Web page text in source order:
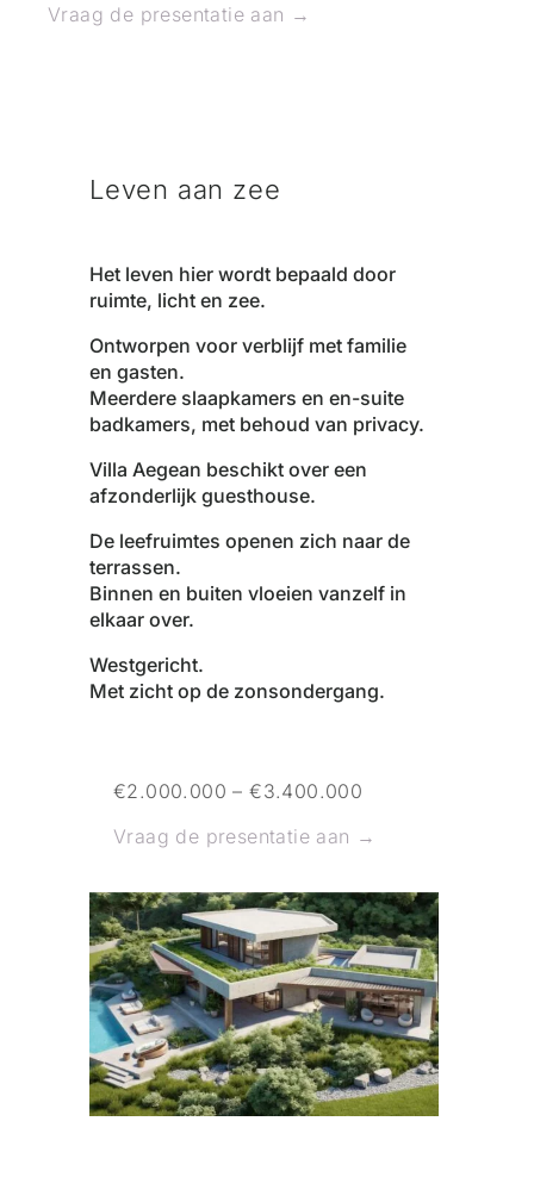
Vraag de presentatie aan →
Leven aan zee
Het leven hier wordt bepaald door
ruimte, licht en zee.
Ontworpen voor verblijf met familie
en gasten.
Meerdere slaapkamers en en-suite
badkamers, met behoud van privacy.
Villa Aegean beschikt over een
afzonderlijk guesthouse.
De leefruimtes openen zich naar de
terrassen.
Binnen en buiten vloeien vanzelf in
elkaar over.
Westgericht.
Met zicht op de zonsondergang.
€2.000.000 – €3.400.000
Vraag de presentatie aan →